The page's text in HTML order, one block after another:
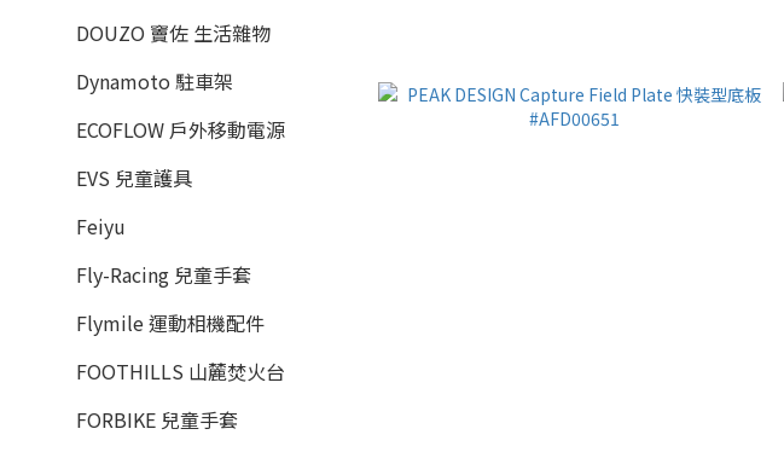
DOUZO 竇佐 生活雜物
Dynamoto 駐車架
ECOFLOW 戶外移動電源
EVS 兒童護具
Feiyu
Fly-Racing 兒童手套
Flymile 運動相機配件
FOOTHILLS 山麓焚火台
FORBIKE 兒童手套